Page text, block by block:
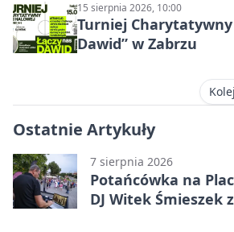
15 sierpnia 2026, 10:00
Turniej Charytatywny
Dawid” w Zabrzu
Ostatnie Artykuły
7 sierpnia 2026
Potańcówka na
DJ Witek Śmieszek